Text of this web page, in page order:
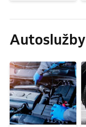
Autoslužby